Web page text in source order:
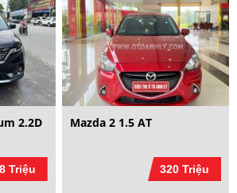
2.2D
Triệu
Mazda 2 1.5 AT
320 Triệu